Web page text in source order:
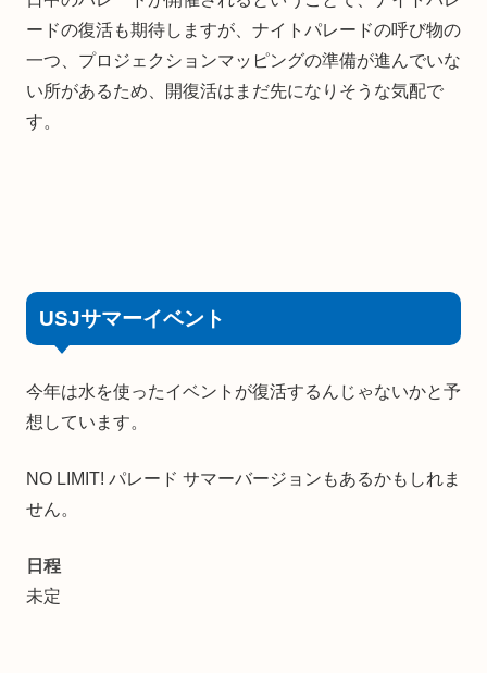
ードの復活も期待しますが、ナイトパレードの呼び物の
一つ、プロジェクションマッピングの準備が進んでいな
い所があるため、開復活はまだ先になりそうな気配で
す。
USJサマーイベント
今年は水を使ったイベントが復活するんじゃないかと予
想しています。
NO LIMIT! パレード サマーバージョンもあるかもしれま
せん。
日程
未定